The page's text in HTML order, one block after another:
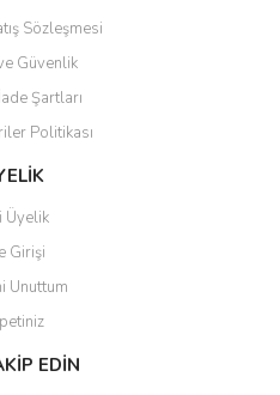
Sözleşmesi
Güvenlik
Şartları
Politikası
Üyelik
Girişi
Unuttum
EDİN